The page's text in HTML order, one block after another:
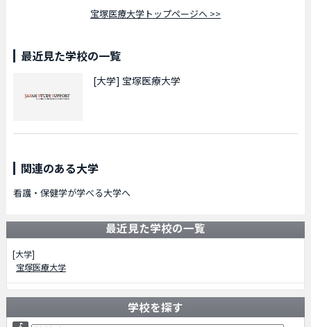
宝塚医療大学トップページへ >>
最近見た学校の一覧
[大学] 宝塚医療大学
関連のある大学
看護・保健学が学べる大学へ
最近見た学校の一覧
[大学]
宝塚医療大学
学校を探す